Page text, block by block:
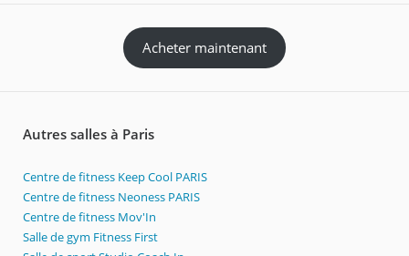
Acheter maintenant
Autres salles à Paris
Centre de fitness Keep Cool PARIS
Centre de fitness Neoness PARIS
Centre de fitness Mov'In
Salle de gym Fitness First